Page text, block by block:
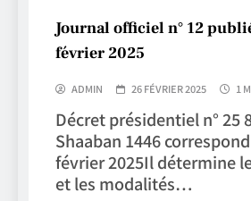
Journal officiel n° 12
février 2025
ADMIN 26 FÉVRIER 2025 1
Décret présidentiel n° 25
Shaaban 1446
février 2025Il détermine
et les modalités…